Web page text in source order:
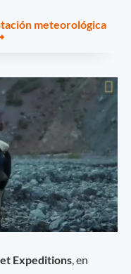
meteorológica
Expeditions, en